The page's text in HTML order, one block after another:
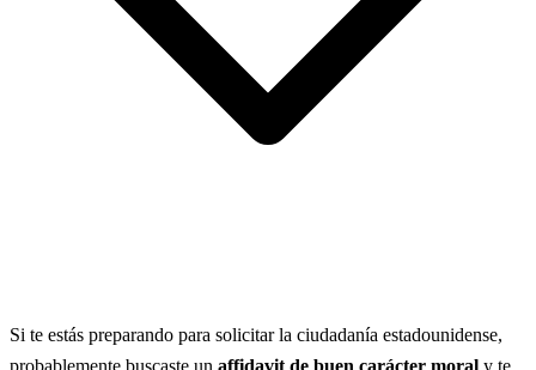
Si te estás preparando para solicitar la ciudadanía estadounidense,
probablemente buscaste un affidavit de buen carácter moral y te